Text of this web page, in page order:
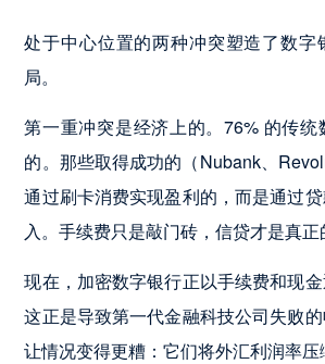
处于中心位置的两种冲突塑造了数字
局。
第一重冲突是经济上的。76% 的传
的。那些取得成功的（Nubank、
通过刷卡消费实现盈利的，而是通过
入。手续费只是敲门砖，信贷才是真正
现在，加密数字银行正以手续费和现
这正是导致第一代金融科技公司失败
让情况变得更糟：它们将外汇利润率压